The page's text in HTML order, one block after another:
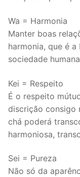
Wa = Harmonia
Manter boas
harmonia, que é
sociedade
Kei = Respeito
É o respeito
discrição consigo
chá poderá
harmoniosa,
Sei = Pureza
Não só da